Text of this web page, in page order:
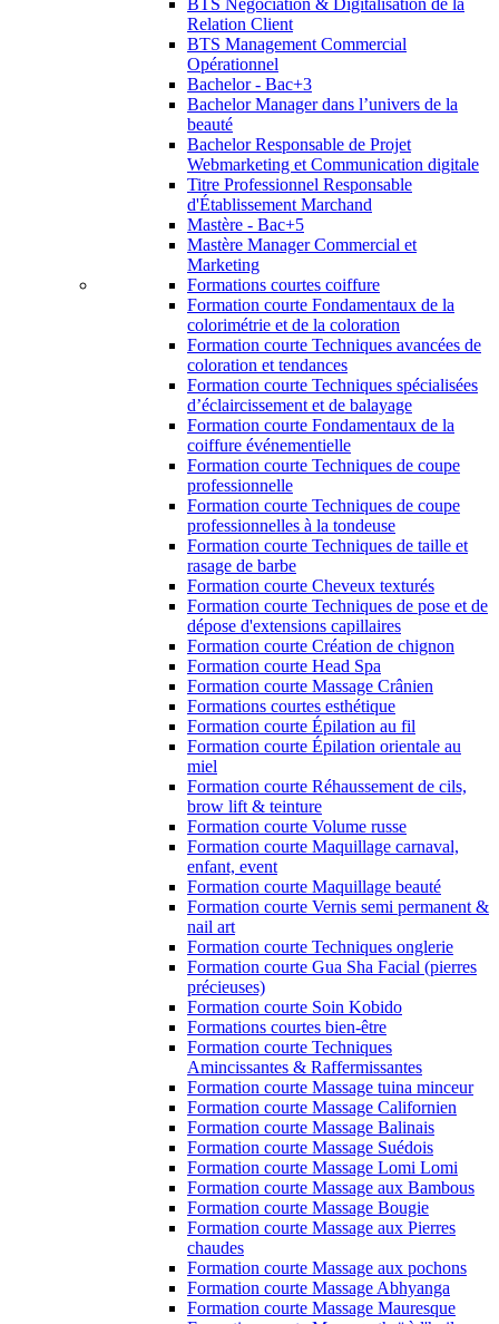
BTS Négociation & Digitalisation de la
Relation Client
BTS Management Commercial
Opérationnel
Bachelor - Bac+3
Bachelor Manager dans l’univers de la
beauté
Bachelor Responsable de Projet
Webmarketing et Communication digitale
Titre Professionnel Responsable
d'Établissement Marchand
Mastère - Bac+5
Mastère Manager Commercial et
Marketing
Formations courtes coiffure
Formation courte Fondamentaux de la
colorimétrie et de la coloration
Formation courte Techniques avancées de
coloration et tendances
Formation courte Techniques spécialisées
d’éclaircissement et de balayage
Formation courte Fondamentaux de la
coiffure événementielle
Formation courte Techniques de coupe
professionnelle
Formation courte Techniques de coupe
professionnelles à la tondeuse
Formation courte Techniques de taille et
rasage de barbe
Formation courte Cheveux texturés
Formation courte Techniques de pose et de
dépose d'extensions capillaires
Formation courte Création de chignon
Formation courte Head Spa
Formation courte Massage Crânien
Formations courtes esthétique
Formation courte Épilation au fil
Formation courte Épilation orientale au
miel
Formation courte Réhaussement de cils,
brow lift & teinture
Formation courte Volume russe
Formation courte Maquillage carnaval,
enfant, event
Formation courte Maquillage beauté
Formation courte Vernis semi permanent &
nail art
Formation courte Techniques onglerie
Formation courte Gua Sha Facial (pierres
précieuses)
Formation courte Soin Kobido
Formations courtes bien-être
Formation courte Techniques
Amincissantes & Raffermissantes
Formation courte Massage tuina minceur
Formation courte Massage Californien
Formation courte Massage Balinais
Formation courte Massage Suédois
Formation courte Massage Lomi Lomi
Formation courte Massage aux Bambous
Formation courte Massage Bougie
Formation courte Massage aux Pierres
chaudes
Formation courte Massage aux pochons
Formation courte Massage Abhyanga
Formation courte Massage Mauresque